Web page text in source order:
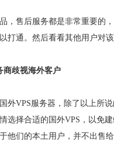
，售后服务都是非常重要的
打通。然后看看其他用户对
商歧视海外客户
外VPS服务器，除了以上所
选择合适的国外VPS，以免
他们的本土用户，并不出售